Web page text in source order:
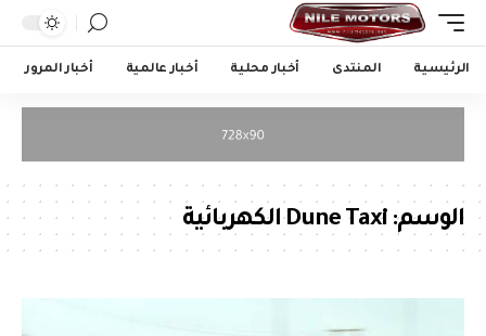
الرئيسية المنتدى أخبار محلية أخبار عالمية أخبار المرور
الوسم:Dune Taxi الكهربائية